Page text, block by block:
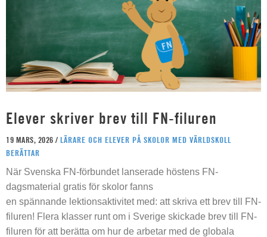
Elever skriver brev till FN-filuren
19 MARS, 2026 / LÄRARE OCH ELEVER PÅ SKOLOR MED VÄRLDSKOLL
BERÄTTAR
När Svenska FN-förbundet lanserade höstens FN-
dagsmaterial gratis för skolor fanns
en spännande lektionsaktivitet med: att skriva ett brev till FN-
filuren! Flera klasser runt om i Sverige skickade brev till FN-
filuren för att berätta om hur de arbetar med de globala